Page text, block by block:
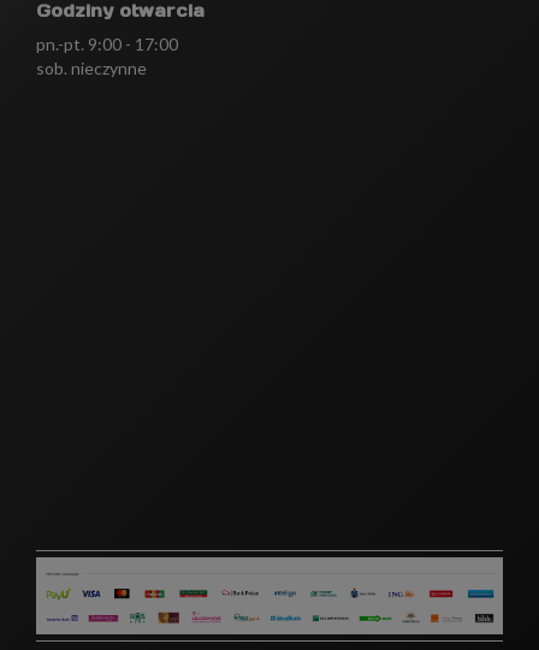
Godziny otwarcia
pn.-pt. 9:00 - 17:00
sob. nieczynne